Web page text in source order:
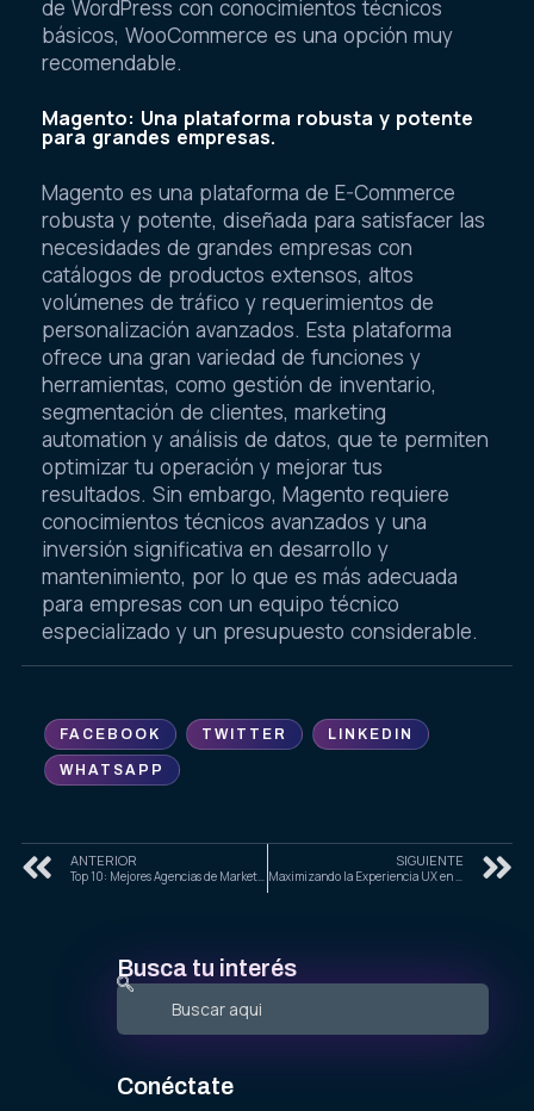
de WordPress con conocimientos técnicos
básicos, WooCommerce es una opción muy
recomendable.
Magento: Una plataforma robusta y potente
para grandes empresas.
Magento es una plataforma de E-Commerce
robusta y potente, diseñada para satisfacer las
necesidades de grandes empresas con
catálogos de productos extensos, altos
volúmenes de tráfico y requerimientos de
personalización avanzados. Esta plataforma
ofrece una gran variedad de funciones y
herramientas, como gestión de inventario,
segmentación de clientes, marketing
automation y análisis de datos, que te permiten
optimizar tu operación y mejorar tus
resultados. Sin embargo, Magento requiere
conocimientos técnicos avanzados y una
inversión significativa en desarrollo y
mantenimiento, por lo que es más adecuada
para empresas con un equipo técnico
especializado y un presupuesto considerable.
FACEBOOK TWITTER LINKEDIN
WHATSAPP
ANTERIOR
Top 10: Mejores Agencias de Marketing Digital en la Ciudad de México 2025
SIGUIENTE
Maximizando la Experiencia UX en Sitios de Ecommerce Utilizando VR en 2025
Busca tu interés
Conéctate